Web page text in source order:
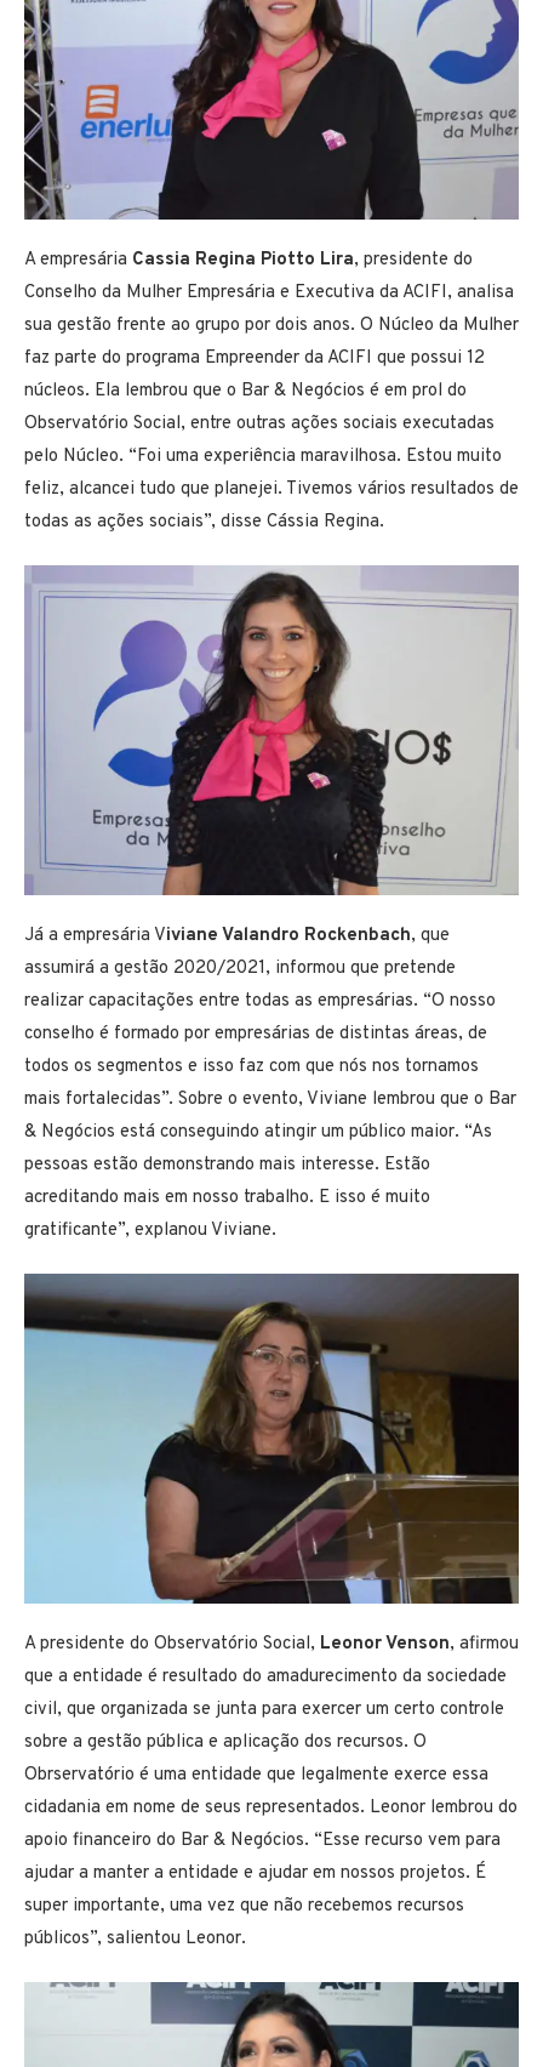
A empresária Cassia Regina Piotto Lira, presidente do
Conselho da Mulher Empresária e Executiva da ACIFI, analisa
sua gestão frente ao grupo por dois anos. O Núcleo da Mulher
faz parte do programa Empreender da ACIFI que possui 12
núcleos. Ela lembrou que o Bar & Negócios é em prol do
Observatório Social, entre outras ações sociais executadas
pelo Núcleo. “Foi uma experiência maravilhosa. Estou muito
feliz, alcancei tudo que planejei. Tivemos vários resultados de
todas as ações sociais”, disse Cássia Regina.
Já a empresária Viviane Valandro Rockenbach, que
assumirá a gestão 2020/2021, informou que pretende
realizar capacitações entre todas as empresárias. “O nosso
conselho é formado por empresárias de distintas áreas, de
todos os segmentos e isso faz com que nós nos tornamos
mais fortalecidas”. Sobre o evento, Viviane lembrou que o Bar
& Negócios está conseguindo atingir um público maior. “As
pessoas estão demonstrando mais interesse. Estão
acreditando mais em nosso trabalho. E isso é muito
gratificante”, explanou Viviane.
A presidente do Observatório Social, Leonor Venson, afirmou
que a entidade é resultado do amadurecimento da sociedade
civil, que organizada se junta para exercer um certo controle
sobre a gestão pública e aplicação dos recursos. O
Obrservatório é uma entidade que legalmente exerce essa
cidadania em nome de seus representados. Leonor lembrou do
apoio financeiro do Bar & Negócios. “Esse recurso vem para
ajudar a manter a entidade e ajudar em nossos projetos. É
super importante, uma vez que não recebemos recursos
públicos”, salientou Leonor.